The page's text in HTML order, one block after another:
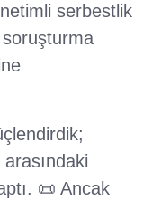
serbestlik
soruşturma
📜 Ancak